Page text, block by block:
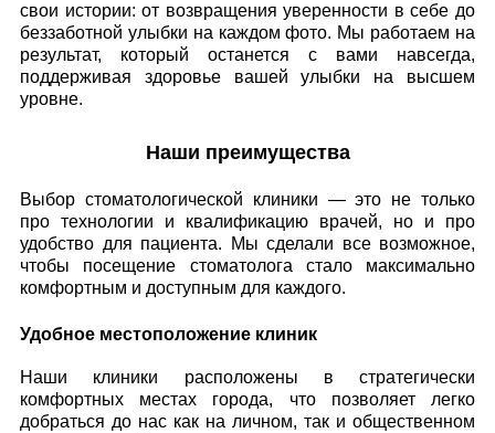
свои истории: от возвращения уверенности в себе до
беззаботной улыбки на каждом фото. Мы работаем на
результат, который останется с вами навсегда,
поддерживая здоровье вашей улыбки на высшем
уровне.
Наши преимущества
Выбор стоматологической клиники — это не только
про технологии и квалификацию врачей, но и про
удобство для пациента. Мы сделали все возможное,
чтобы посещение стоматолога стало максимально
комфортным и доступным для каждого.
Удобное местоположение клиник
Наши клиники расположены в стратегически
комфортных местах города, что позволяет легко
добраться до нас как на личном, так и общественном